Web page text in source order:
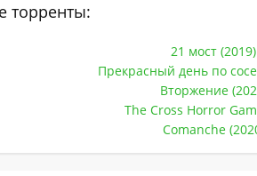
торренты:
21 мост (2019)
Прекрасный день по
Вторжение
The Cross Horror
Comanche